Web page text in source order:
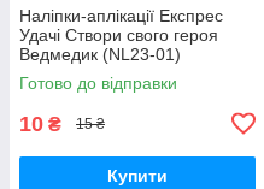
Наліпки-аплікації Експрес
Удачі Створи свого героя
Ведмедик (NL23-01)
Готово до відправки
10 ₴ 15 ₴
Купити